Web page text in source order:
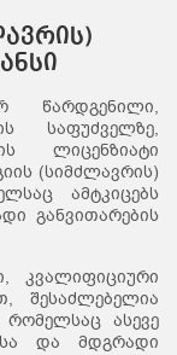
წარდგენილი,
საფუძველზე,
ლიცენზიატი
(სიმძლავრის)
ამტკიცებს
განვითარების
კვალიფიციური
შესაძლებელია
ასევე
და მდგრადი